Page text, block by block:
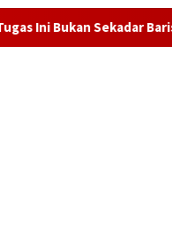
Baris-Berbaris